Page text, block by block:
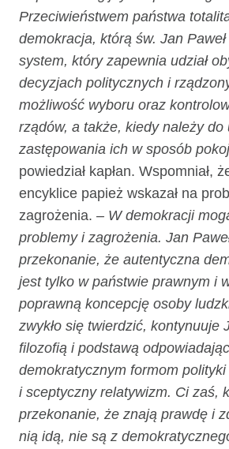
Przeciwieństwem państwa
demokracja, którą św. Jan
system, który zapewnia udział
decyzjach politycznych i
możliwość wyboru oraz
rządów, a także, kiedy należy do
zastępowania ich w sposób
powiedział kapłan. Wspomniał,
encyklice papież wskazał na
zagrożenia. – W demokracji
problemy i zagrożenia. Jan
przekonanie, że autentyczna
jest tylko w państwie prawnym i
poprawną koncepcję osoby
zwykło się twierdzić, kontynuuje
filozofią i podstawą
demokratycznym formom
i sceptyczny relatywizm. Ci zaś,
przekonanie, że znają prawdę i
nią idą, nie są z